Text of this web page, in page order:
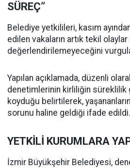
SÜREÇ”
Belediye yetkilileri, kasım
edilen vakaların artık tekil
değerlendirilemeyeceğini
Yapılan açıklamada, düzenli
denetimlerinin kirliliğin süreklilik
koyduğu belirtilerek,
sorunu haline geldiği ifade edildi.
YETKİLİ KURUMLARA
İzmir Büyükşehir Belediyesi,